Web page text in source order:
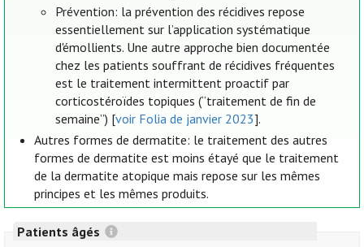
Prévention: la prévention des récidives repose
essentiellement sur l’application systématique
d'émollients. Une autre approche bien documentée
chez les patients souffrant de récidives fréquentes
est le traitement intermittent proactif par
corticostéroïdes topiques (“traitement de fin de
semaine”) [voir Folia de janvier 2023].
Autres formes de dermatite: le traitement des autres
formes de dermatite est moins étayé que le traitement
de la dermatite atopique mais repose sur les mêmes
principes et les mêmes produits.
Patients âgés